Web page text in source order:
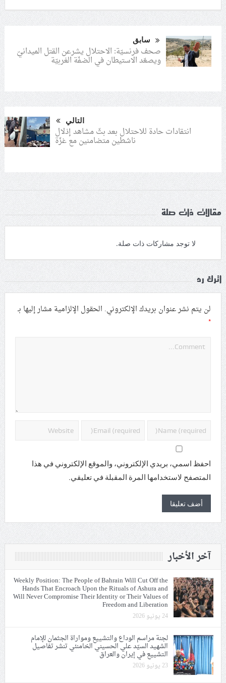
سابق
صحف فرنسيّة: الاحتلال يشرعن القتل الميدانيّ
ويصعّد الاستيطان في الضفّة الغربيّة
التالي
انتقادات حادة للاحتلال بعد بثّ مشاهد إذلال
ناشطين متضامنين مع غزّة
مقالات ذات صلة
لا توجد مشاركات ذات صلة.
اترك رد
لن يتم نشر عنوان بريدك الإلكتروني. الحقول الإلزامية مشار إليها بـ
*
احفظ اسمي، بريدي الإلكتروني، والموقع الإلكتروني في هذا
المتصفح لاستخدامها المرة المقبلة في تعليقي.
آخر الأخبار
Weekly Position: The People of Bahrain Will Cut Off the
Hands That Encroach Upon the Rituals of Ashura and
Will Never Compromise Their Identity or Their Values of
Freedom and Liberation
24 يونيو 2026
لجنة مراسم الوداع والتشييع ومواراة الجثمان للإمام
الشهيد السيّد علي الحسيني الخامنئي تنشر تفاصيل
التشييع في إيران والعراق
23 يونيو 2026